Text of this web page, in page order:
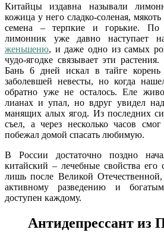
Китайцы издавна называли
кожица у него сладко-соленая,
семена – терпкие и горькие. По
лимонник уже давно наступает
женьшеню, и даже одно из самых
чудо-ягодке связывает эти
Бань 6 дней искал в тайге
заболевшей невесты, но когда
обратно уже не осталось. Еле
лианах и упал, но вдруг увидел
манящих алых ягод. Из последних
съел, а через несколько часов
побежал домой спасать любимую.
В России достаточно поздно
китайский – лечебные свойства его
лишь после Великой Отечественной,
активному разведению и
доступен каждому.
Антидепрессант из